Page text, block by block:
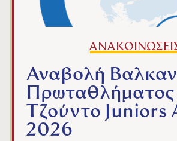
Αναβολή
Πρωταθλήματος
Τζούντο Juniors
2026